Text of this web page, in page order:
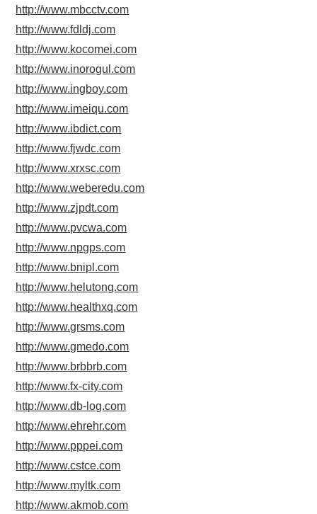
http://www.mbcctv.com
http://www.fdldj.com
http://www.kocomei.com
http://www.inorogul.com
http://www.ingboy.com
http://www.imeiqu.com
http://www.ibdict.com
http://www.fjwdc.com
http://www.xrxsc.com
http://www.weberedu.com
http://www.zjpdt.com
http://www.pvcwa.com
http://www.npgps.com
http://www.bnipl.com
http://www.helutong.com
http://www.healthxq.com
http://www.grsms.com
http://www.gmedo.com
http://www.brbbrb.com
http://www.fx-city.com
http://www.db-log.com
http://www.ehrehr.com
http://www.pppei.com
http://www.cstce.com
http://www.myltk.com
http://www.akmob.com